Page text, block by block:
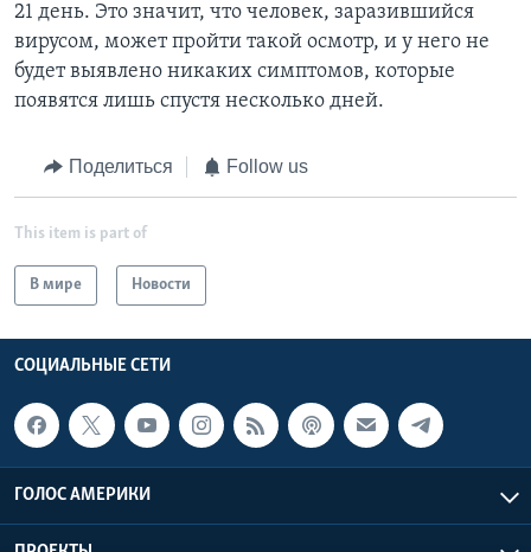
21 день. Это значит, что человек, заразившийся
вирусом, может пройти такой осмотр, и у него не
будет выявлено никаких симптомов, которые
появятся лишь спустя несколько дней.
Поделиться Follow us
This item is part of
В мире Новости
СОЦИАЛЬНЫЕ СЕТИ
ГОЛОС АМЕРИКИ